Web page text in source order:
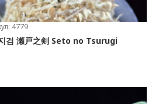
4779
검 瀬戸之剣 Seto no Tsurugi